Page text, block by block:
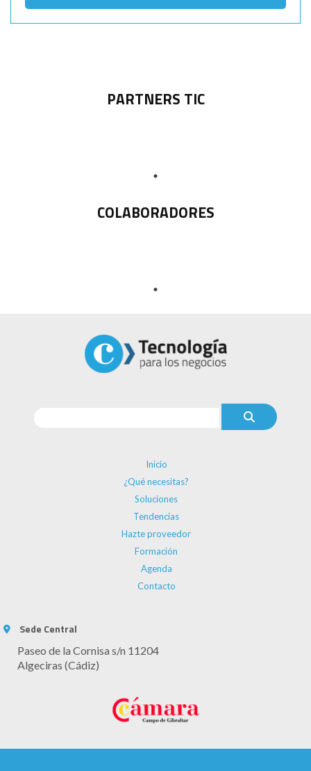
PARTNERS TIC
COLABORADORES
Inicio
¿Qué necesitas?
Soluciones
Tendencias
Hazte proveedor
Formación
Agenda
Contacto
Sede Central
Paseo de la Cornisa s/n 11204
Algeciras (Cádiz)